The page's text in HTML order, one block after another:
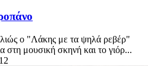
ο "Λάκης με τα ψηλά ρεβέρ"
στη μουσική σκηνή και το γιόρ...